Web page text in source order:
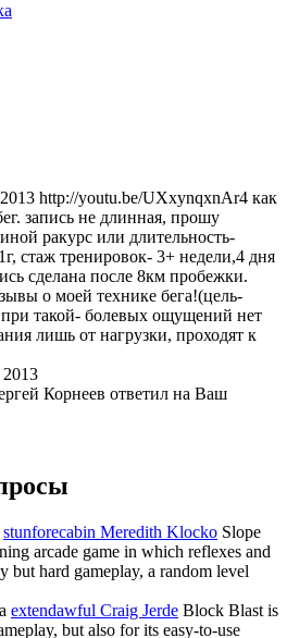
http://youtu.be/UXxynqxnAr4 как
запись не длинная, прошу
ракурс или длительность-
стаж тренировок- 3+ недели,4 дня
сделана после 8км пробежки.
о моей технике бега!(цель-
такой- болевых ощущений нет
лишь от нагрузки, проходят к
Корнеев ответил на Ваш
stunforecabin Meredith Klocko Slope
arcade game in which reflexes and
but hard gameplay, a random level
extendawful Craig Jerde Block Blast is
but also for its easy-to-use